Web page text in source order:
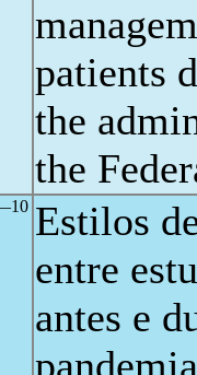
patients
the
the
Estilos
entre
antes e